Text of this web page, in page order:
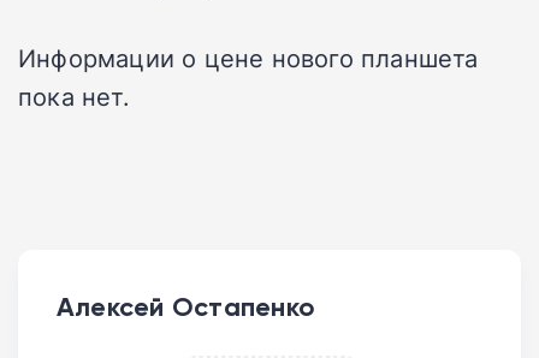
Информации о цене нового планшета
пока нет.
Алексей Остапенко